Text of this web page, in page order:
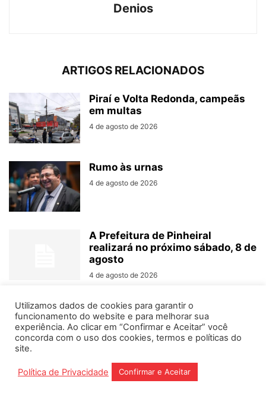
Denios
ARTIGOS RELACIONADOS
Piraí e Volta Redonda, campeãs
em multas
4 de agosto de 2026
Rumo às urnas
4 de agosto de 2026
A Prefeitura de Pinheiral
realizará no próximo sábado, 8 de
agosto
4 de agosto de 2026
Home Editorias Coluna Social Grampos
Fale conosco Assinantes
Utilizamos dados de cookies para garantir o
funcionamento do website e para melhorar sua
experiência. Ao clicar em “Confirmar e Aceitar” você
concorda com o uso dos cookies, termos e políticas do
site.
Política de Privacidade Confirmar e Aceitar